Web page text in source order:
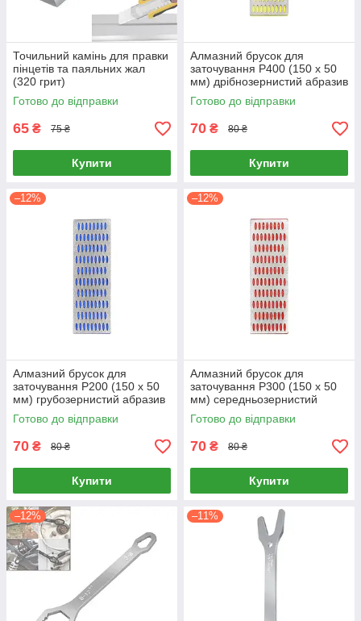
Точильний камінь для правки
пінцетів та паяльних жал
(320 грит)
Готово до відправки
65 ₴ 75 ₴
Купити
Алмазний брусок для
заточування P400 (150 х 50
мм) дрібнозернистий абразив
Готово до відправки
70 ₴ 80 ₴
Купити
–12%
Алмазний брусок для
заточування P200 (150 х 50
мм) грубозернистий абразив
Готово до відправки
70 ₴ 80 ₴
Купити
–12%
Алмазний брусок для
заточування P300 (150 х 50
мм) середньозернистий
абразив
Готово до відправки
70 ₴ 80 ₴
Купити
–12% –11%